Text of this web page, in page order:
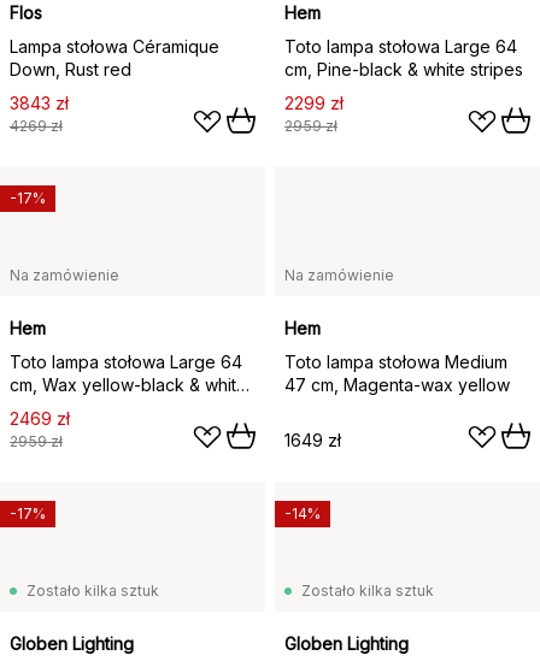
Flos
Lampa stołowa Céramique
Down, Rust red
3843 zł
4269 zł
Hem
Toto lampa stołowa Large 64
cm, Pine-black & white stripes
2299 zł
2959 zł
Na zamówienie
Hem
Toto lampa stołowa Large 64
cm, Wax yellow-black & white
stripes
2469 zł
2959 zł
-17%
Na zamówienie
Hem
Toto lampa stołowa Medium
47 cm, Magenta-wax yellow
1649 zł
Zostało kilka sztuk
Globen Lighting
-17%
Zostało kilka sztuk
Globen Lighting
-14%